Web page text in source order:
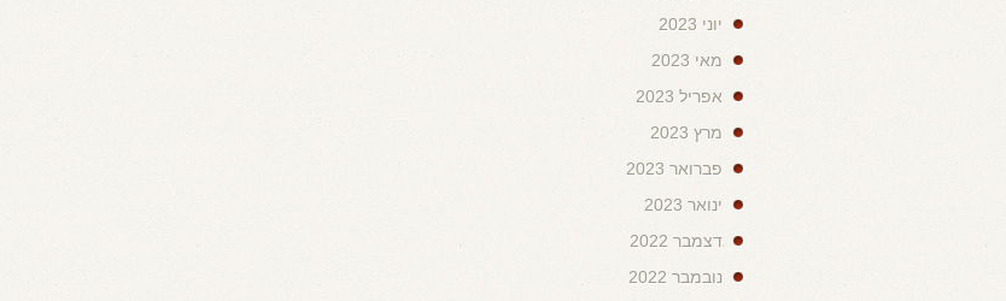
יוני 2023
מאי 2023
אפריל 2023
מרץ 2023
פברואר 2023
ינואר 2023
דצמבר 2022
נובמבר 2022